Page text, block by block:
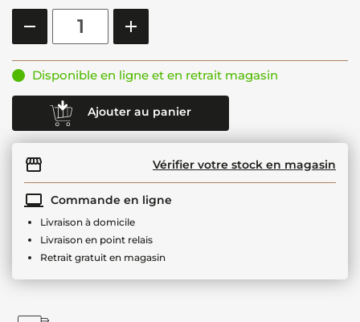
Disponible en ligne et en retrait magasin
Ajouter au panier
Vérifier votre stock en magasin
Commande en ligne
Livraison à domicile
Livraison en point relais
Retrait gratuit en magasin